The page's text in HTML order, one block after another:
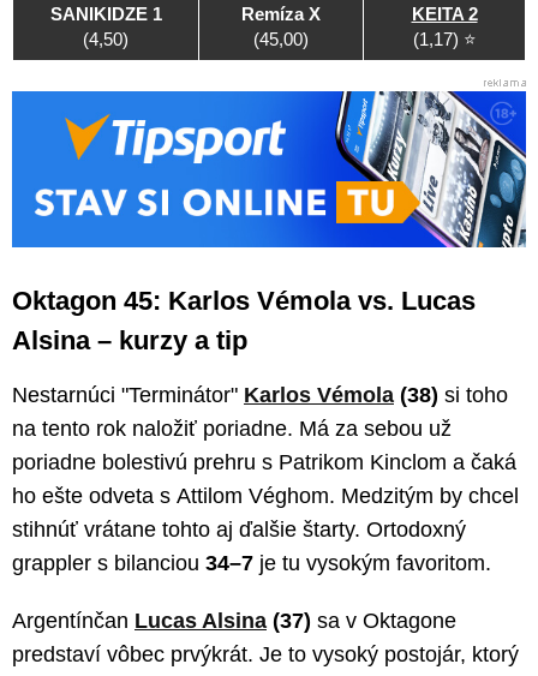
SANIKIDZE 1
(4,50)
Remíza X
(45,00)
KEITA 2
(1,17) ⭐
Oktagon 45: Karlos Vémola vs. Lucas
Alsina – kurzy a tip
Nestarnúci "Terminátor" Karlos Vémola (38) si toho
na tento rok naložiť poriadne. Má za sebou už
poriadne bolestivú prehru s Patrikom Kinclom a čaká
ho ešte odveta s Attilom Véghom. Medzitým by chcel
stihnúť vrátane tohto aj ďalšie štarty. Ortodoxný
grappler s bilanciou 34–7 je tu vysokým favoritom.
Argentínčan Lucas Alsina (37) sa v Oktagone
predstaví vôbec prvýkrát. Je to vysoký postojár, ktorý